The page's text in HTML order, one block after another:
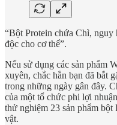
“Bột Protein chứa Chì, nguy
độc cho cơ thể”.
Nếu sử dụng các sản phẩm
xuyên, chắc hẳn bạn đã bắt
trong những ngày gân đây.
của một tổ chức phi lợi
thử nghiệm 23 sản phẩm
vật.